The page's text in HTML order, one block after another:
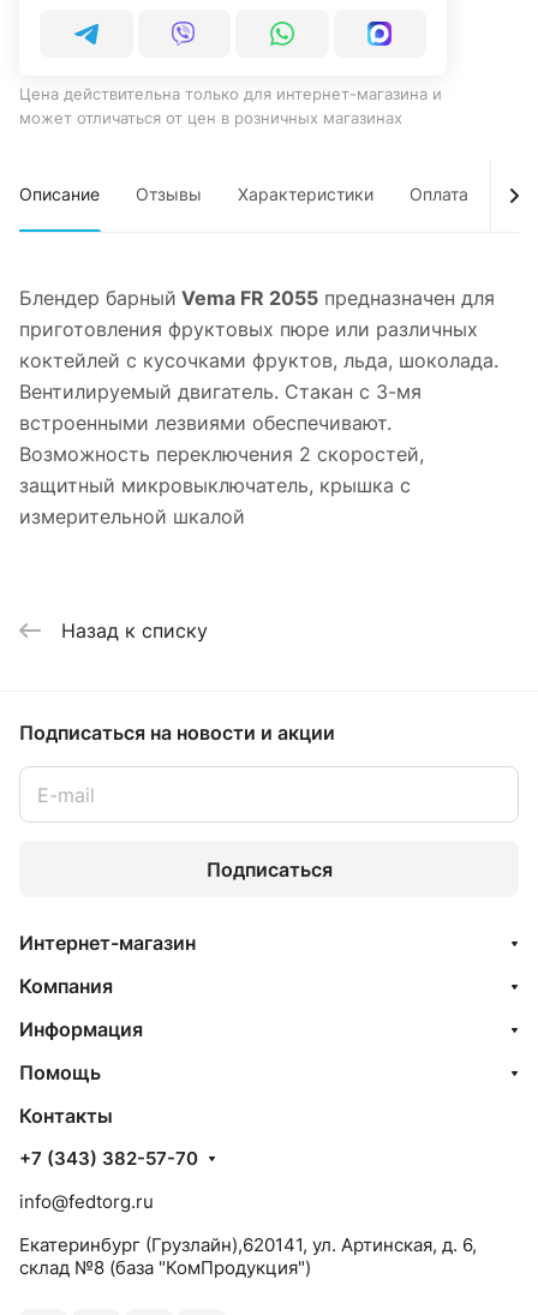
Цена действительна только для интернет-магазина и
может отличаться от цен в розничных магазинах
Описание Отзывы Характеристики Оплата
Блендер барный Vema FR 2055 предназначен для
приготовления фруктовых пюре или различных
коктейлей с кусочками фруктов, льда, шоколада.
Вентилируемый двигатель. Стакан с 3-мя
встроенными лезвиями обеспечивают.
Возможность переключения 2 скоростей,
защитный микровыключатель, крышка с
измерительной шкалой
Назад к списку
Подписаться на новости и акции
Подписаться
Интернет-магазин
Компания
Информация
Помощь
Контакты
+7 (343) 382-57-70
info@fedtorg.ru
Екатеринбург (Грузлайн),620141, ул. Артинская, д. 6,
склад №8 (база "КомПродукция")